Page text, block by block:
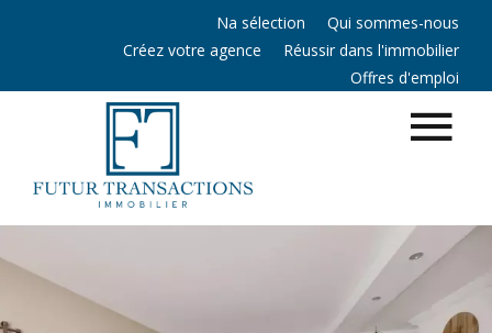
Na sélection
Qui sommes-nous
Créez votre agence
Réussir dans l'immobilier
Offres d'emploi